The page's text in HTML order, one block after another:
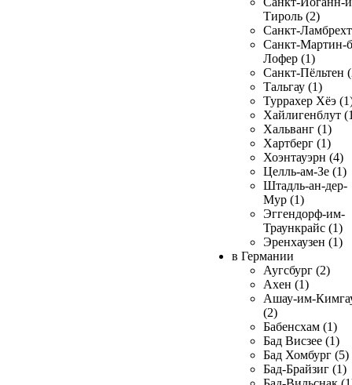
Тироль (2)
Санкт-
Санкт-Мартин-
Лофер (1)
Санкт-Пёльтен
Тальгау (1)
Туррахер Хёэ
Хайлигенблут
Хальванг (1)
Хартберг (1)
Хоэнтауэрн (4)
Целль-ам-Зе (1)
Штадль-ан-дер-
Мур (1)
Эггендорф-им-
Траункрайс (1)
Эренхаузен (1)
в Германии
Аугсбург (2)
Ахен (1)
Ашау-им-
(2)
Бабенсхам (1)
Бад Висзее (1)
Бад Хомбург (5)
Бад-Брайзиг (1)